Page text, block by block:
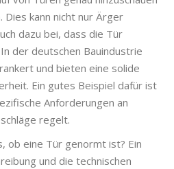
Dies kann nicht nur Ärger
dazu bei, dass die Tür
der deutschen Bauindustrie
und bieten eine solide
Ein gutes Beispiel dafür ist
Anforderungen an
regelt.
ob eine Tür genormt ist? Ein
und die technischen